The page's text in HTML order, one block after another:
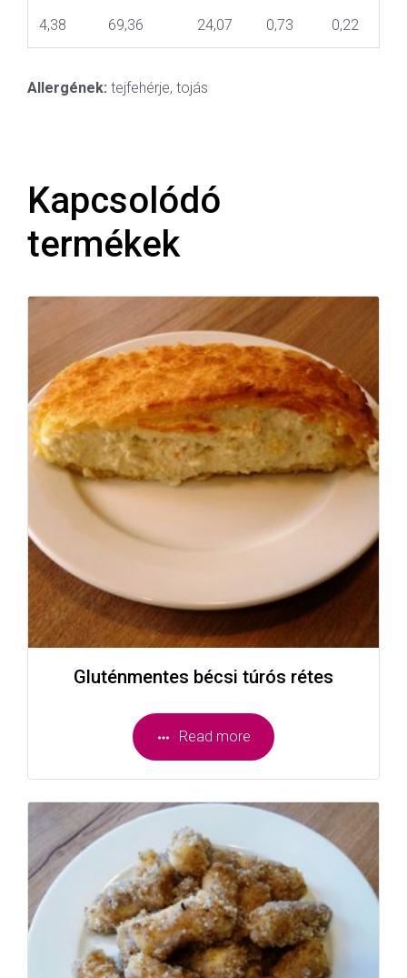
4,38 69,36 24,07 0,73 0,22
Allergének: tejfehérje, tojás
Kapcsolódó
termékek
Gluténmentes bécsi túrós rétes
Read more